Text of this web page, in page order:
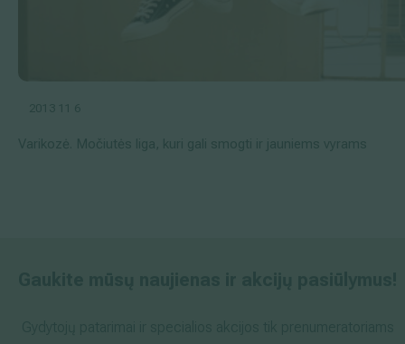
2013 11 6
Varikozė. Močiutės liga, kuri gali smogti ir jauniems vyrams